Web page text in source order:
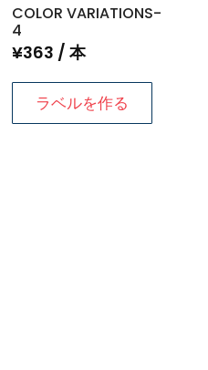
COLOR VARIATIONS-
4
¥363 / 本
ラベルを作る